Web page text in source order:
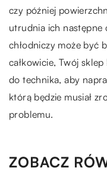
czy później
utrudnia ich następne
chłodniczy może być
całkowicie, Twój
do technika, aby
którą będzie musiał
problemu.
ZOBACZ